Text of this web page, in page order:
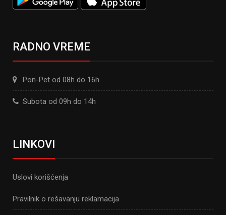
RADNO VREME
Pon-Pet od 08h do 16h
Subota od 09h do 14h
LINKOVI
Uslovi korišćenja
Pravilnik o rešavanju reklamacija